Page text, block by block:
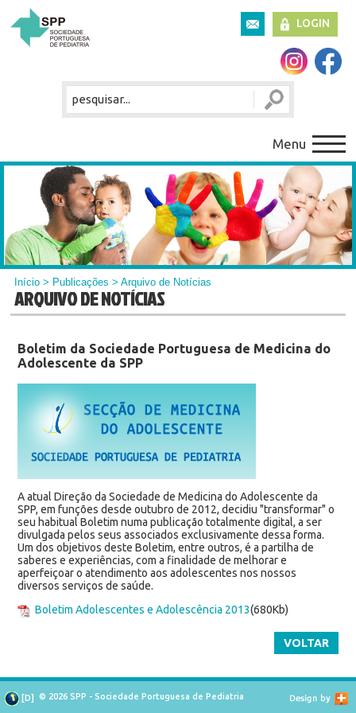
LOGIN
Menu
Início > Publicações > Arquivo de Notícias
ARQUIVO DE NOTÍCIAS
Boletim da Sociedade Portuguesa de Medicina do
Adolescente da SPP
A atual Direção da Sociedade de Medicina do Adolescente da
SPP, em funções desde outubro de 2012, decidiu "transformar" o
seu habitual Boletim numa publicação totalmente digital, a ser
divulgada pelos seus associados exclusivamente dessa forma.
Um dos objetivos deste Boletim, entre outros, é a partilha de
saberes e experiências, com a finalidade de melhorar e
aperfeiçoar o atendimento aos adolescentes nos nossos
diversos serviços de saúde.
Boletim Adolescentes e Adolescência 2013(680Kb)
VOLTAR
[D] © 2026 SPP - Sociedade Portuguesa de Pediatria